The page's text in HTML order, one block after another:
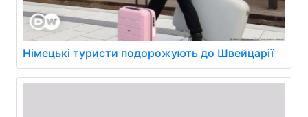
Німецькі туристи подорожують до Швейцарії